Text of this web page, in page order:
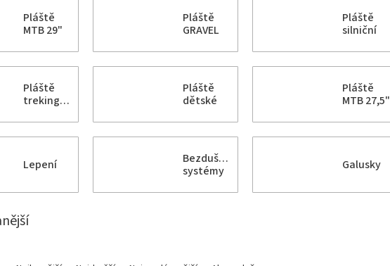
Pláště
MTB 29"
Pláště
GRAVEL
Pláště
silniční
Pláště
trekingové
Pláště
dětské
Pláště
MTB 27,5"
Lepení
Bezdušové
systémy
Galusky